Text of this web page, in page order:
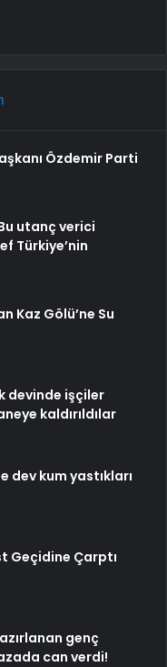
Özdemir Parti
utanç verici
Türkiye’nin
Kaz Gölü’ne Su
devinde işçiler
kaldırıldılar
dev kum yastıkları
Geçidine Çarptı
genç
can verdi!